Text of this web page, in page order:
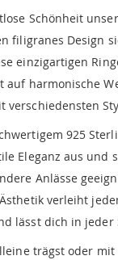
Schönheit
filigranes Design
einzigartigen
auf harmonische
verschiedensten
925
Eleganz aus und
Anlässe
verleiht
lässt dich in
trägst oder mit